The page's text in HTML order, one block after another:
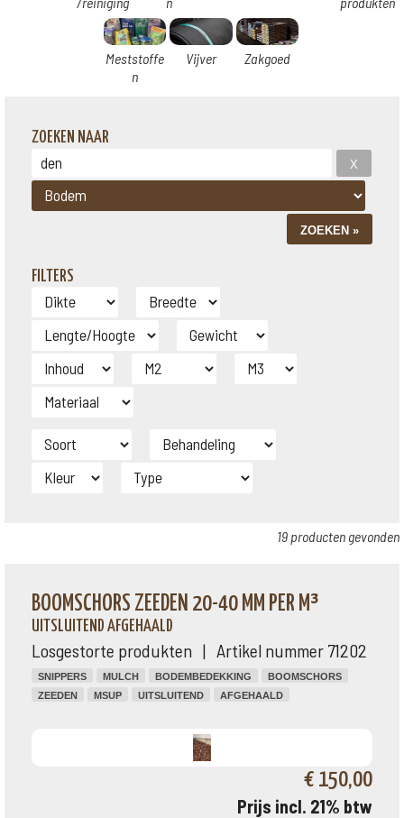
Meststoffe
n
Vijver Zakgoed
ZOEKEN NAAR
FILTERS
19 producten gevonden
BOOMSCHORS ZEEDEN 20-40 MM PER M³
UITSLUITEND AFGEHAALD
Losgestorte produkten | Artikel nummer 71202
SNIPPERS MULCH BODEMBEDEKKING
BOOMSCHORS
ZEEDEN
MSUP UITSLUITEND AFGEHAALD
€ 150,00
Prijs incl. 21% btw